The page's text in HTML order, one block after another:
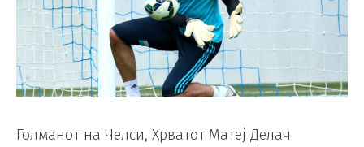
Голманот на Челси, Хрватот Матеј Делач